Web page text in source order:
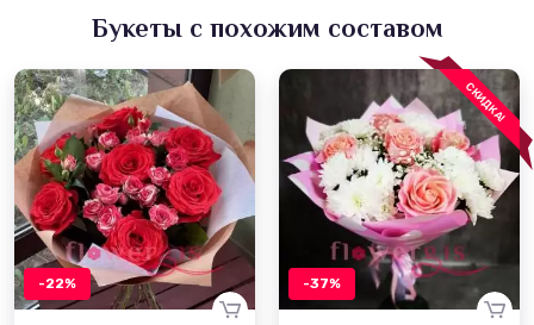
Букеты с похожим составом
-22%
СКИДКА!
-37%